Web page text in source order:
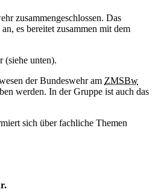
zusammengeschlossen. Das
an, es bereitet zusammen mit dem
(siehe unten).
der Bundeswehr am ZMSBw
werden. In der Gruppe ist auch das
sich über fachliche Themen